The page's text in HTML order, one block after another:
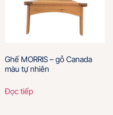
Ghế MORRIS – gỗ Canada
màu tự nhiên
Đọc tiếp